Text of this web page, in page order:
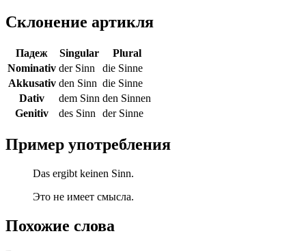
Склонение артикля
Падеж Singular
Plural
Nominativ der Sinn
die Sinne
Akkusativ den Sinn die Sinne
Dativ
dem Sinn den Sinnen
Genitiv
des Sinn der Sinne
Пример употребления
Das ergibt keinen Sinn.
Это не имеет смысла.
Похожие слова